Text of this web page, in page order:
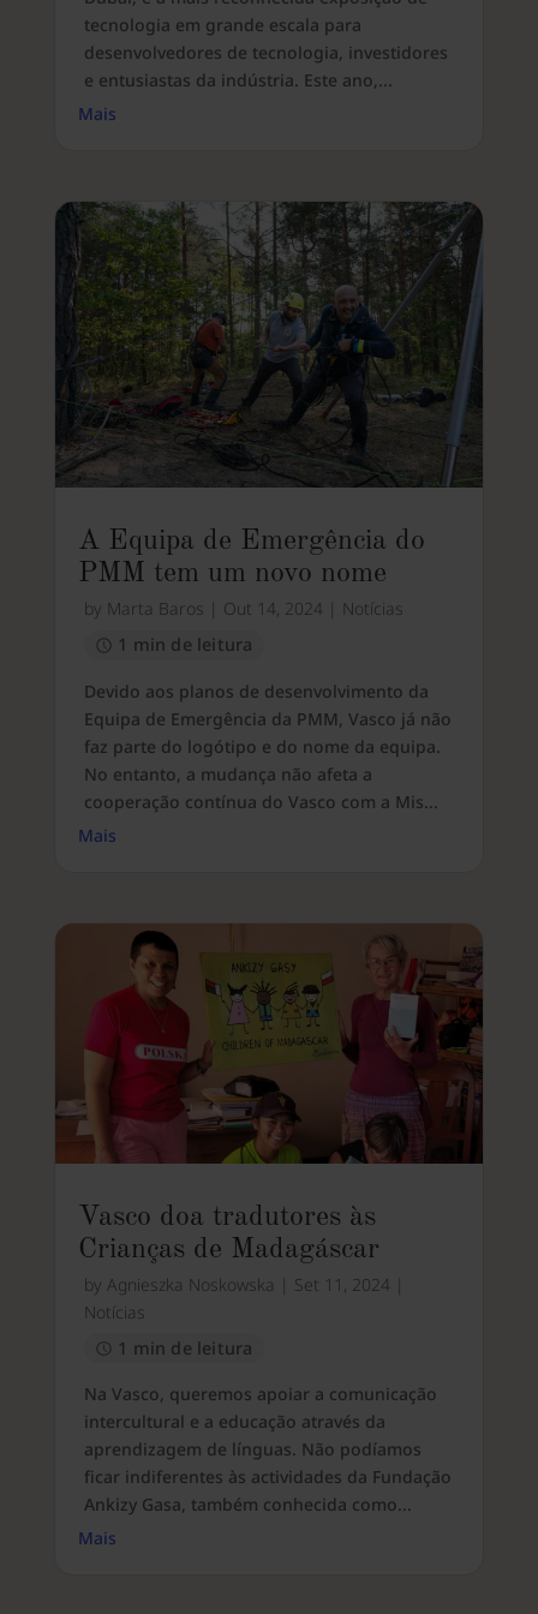
tecnologia em grande escala para
desenvolvedores de tecnologia, investidores
e entusiastas da indústria. Este ano,...
Mais
A Equipa de Emergência do
PMM tem um novo nome
by Marta Baros Out 14, 2024
Notícias
1 min de leitura
Devido aos planos de desenvolvimento da
Equipa de Emergência da PMM, Vasco já não
faz parte do logótipo e do nome da equipa.
No entanto, a mudança não afeta a
cooperação contínua do Vasco com a Mis...
Mais
Vasco doa tradutores às
Crianças de Madagáscar
by Agnieszka Noskowska Set 11, 2024
Notícias
1 min de leitura
Na Vasco, queremos apoiar a comunicação
intercultural e a educação através da
aprendizagem de línguas. Não podíamos
ficar indiferentes às actividades da Fundação
Ankizy Gasa, também conhecida como...
Mais